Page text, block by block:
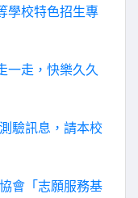
學校特色招生專
一走，快樂久久
驗訊息，請本校
會「志願服務基